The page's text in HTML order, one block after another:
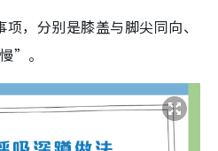
，分别是膝盖与脚尖同向、
”。